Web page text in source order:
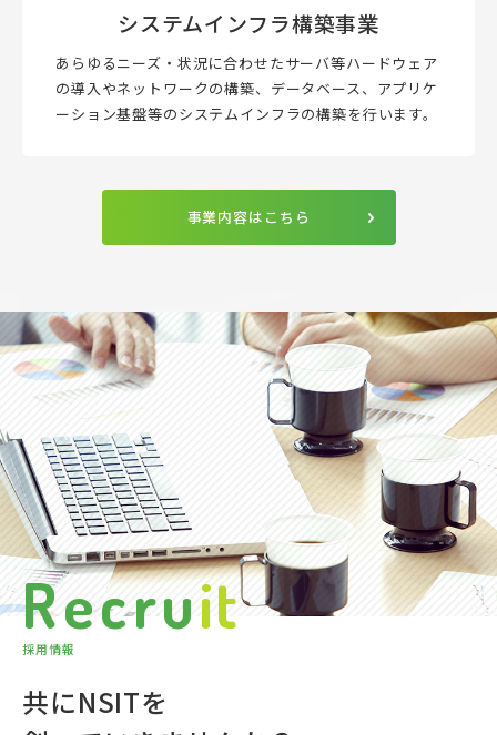
システムインフラ構築事業
あらゆるニーズ・状況に合わせたサーバ等ハードウェア
の導入やネットワークの構築、データベース、アプリケ
ーション基盤等のシステムインフラの構築を行います。
事業内容はこちら
Recruit
採用情報
共にNSITを